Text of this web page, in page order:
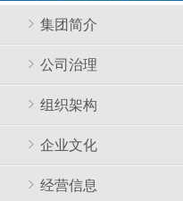
集团简介
公司治理
组织架构
企业文化
经营信息